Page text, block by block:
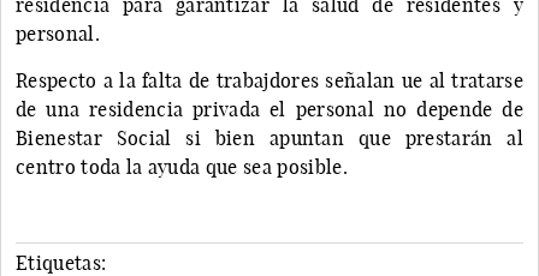
personal.
Respecto a la falta de trabajdores señalan ue al tratarse
de una residencia privada el personal no depende de
Bienestar Social si bien apuntan que prestarán al
centro toda la ayuda que sea posible.
Etiquetas: